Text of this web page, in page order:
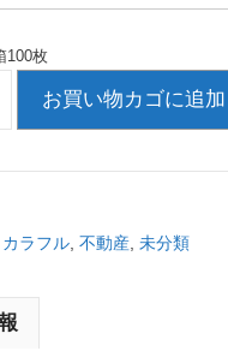
100枚
お買い物カゴに追加
カラフル 不動産 未分類